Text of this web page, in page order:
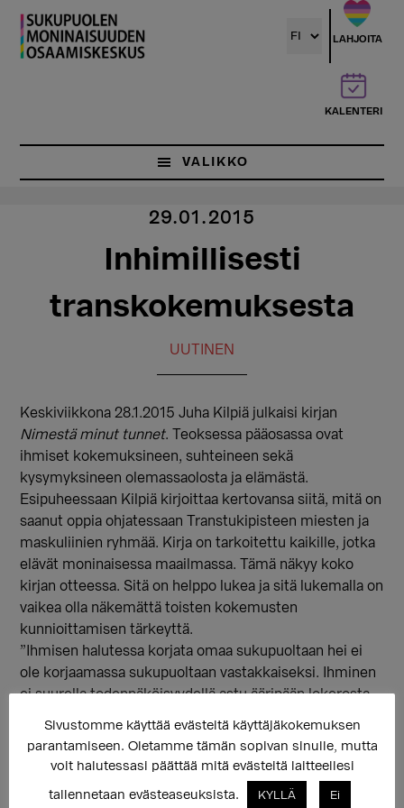
Hyppää
pääsisältöön
LAHJOITA
KALENTERI
VALIKKO
29.01.2015
Inhimillisesti
transkokemuksesta
UUTINEN
Keskiviikkona 28.1.2015 Juha Kilpiä julkaisi kirjan
Nimestä minut tunnet. Teoksessa pääosassa ovat
ihmiset kokemuksineen, suhteineen sekä
kysymyksineen olemassaolosta ja elämästä.
Esipuheessaan Kilpiä kirjoittaa kertovansa siitä, mitä on
saanut oppia ohjatessaan Transtukipisteen miesten ja
maskuliinien ryhmää. Kirja on tarkoitettu kaikille, jotka
elävät moninaisessa maailmassa. Tämä näkyy koko
kirjan otteessa. Sitä on helppo lukea ja sitä lukemalla on
vaikea olla näkemättä toisten kokemusten
kunnioittamisen tärkeyttä.
”Ihmisen halutessa korjata omaa sukupuoltaan hei ei
ole korjaamassa sukupuoltaan vastakkaiseksi. Ihminen
ei suurella todennäköisyydellä astu ääripään lokerosta
omanlaiseksi, mieheksi, naiseksi tai joksikin ihan
Sivustomme käyttää evästeitä käyttäjäkokemuksen
parantamiseen. Oletamme tämän sopivan sinulle, mutta
voit halutessasi päättää mitä evästeitä laitteellesi
tallennetaan evästeaseuksista. KYLLÄ Ei